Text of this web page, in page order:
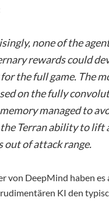
none of the
rewards could
the full game. The
on the fully
managed to
Terran ability to lift
out of attack range.
von DeepMind haben es
KI den